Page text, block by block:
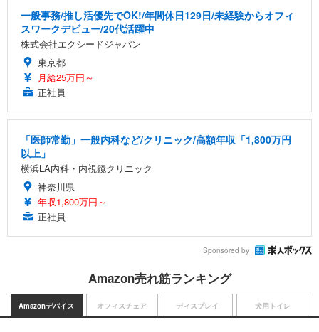
一般事務/推し活優先でOK!/年間休日129日/未経験からオフィ
スワークデビュー/20代活躍中
株式会社エクシードジャパン
東京都
月給25万円～
正社員
「医師常勤」一般内科など/クリニック/高額年収「1,800万円
以上」
横浜LA内科・内視鏡クリニック
神奈川県
年収1,800万円～
正社員
Sponsored by
Amazon売れ筋ランキング
Amazonデバイス オフィスチェア ディスプレイ 犬用トイレ